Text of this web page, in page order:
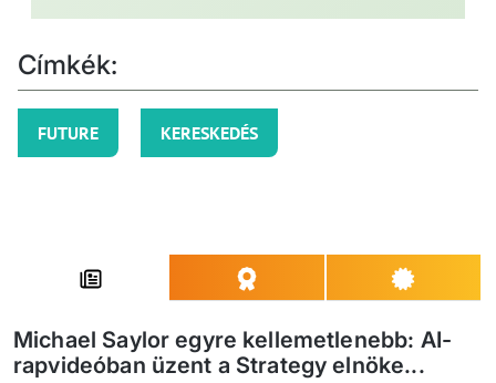
Címkék:
FUTURE KERESKEDÉS
Michael Saylor egyre kellemetlenebb: AI-
rapvideóban üzent a Strategy elnöke...